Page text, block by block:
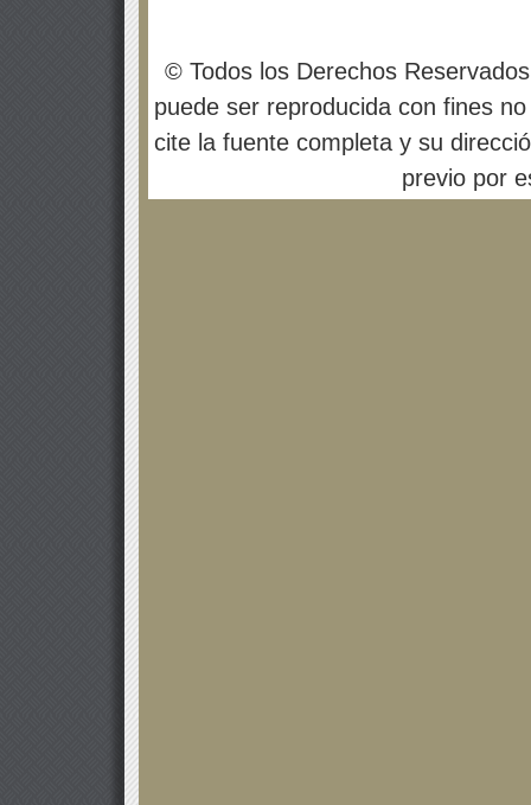
© Todos los Derechos
puede ser reproducida con fines
cite la fuente completa y su
previo por